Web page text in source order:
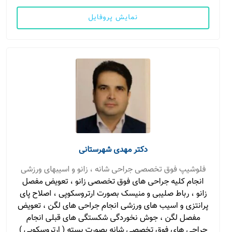
نمایش پروفایل
دکتر مهدی شهرستانی
فلوشیپ فوق تخصصی جراحی شانه ، زانو و اسیبهای ورزشی
انجام کلیه جراحى هاى فوق تخصصى زانو ، تعویض مفصل
زانو ، رباط صلیبى و منیسک بصورت ارتروسکوپی ، اصلاح پاى
پرانتزى و اسیب هاى ورزشى انجام جراحى هاى لگن ، تعویض
مفصل لگن ، جوش نخوردگى شکستگى هاى قبلى انجام